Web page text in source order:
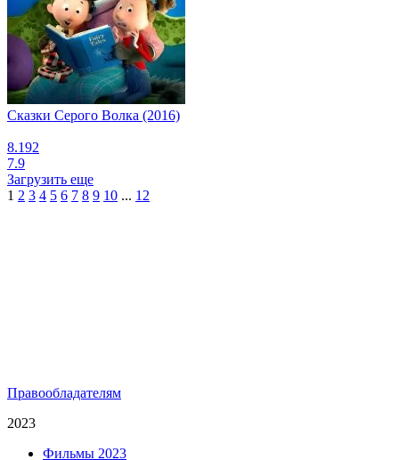
Сказки Серого Волка (2016)
8.192
7.9
Загрузить еще
1 2 3 4 5 6 7 8 9 10 ... 12
Правообладателям
2023
Фильмы 2023